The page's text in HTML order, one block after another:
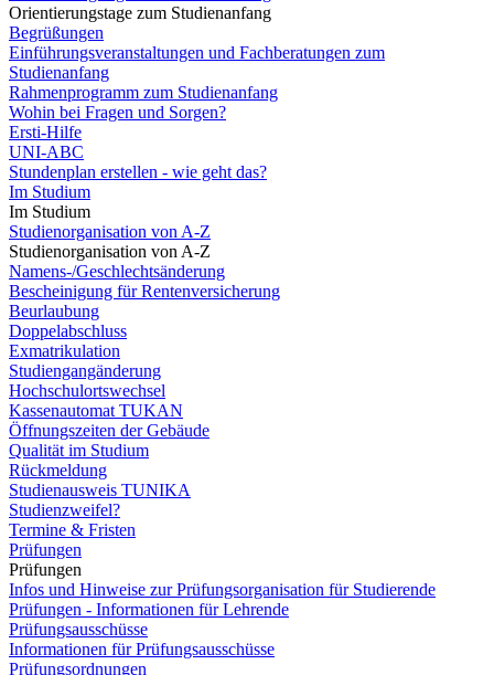
Orientierungstage zum Studienanfang
Begrüßungen
Einführungsveranstaltungen und Fachberatungen zum
Studienanfang
Rahmenprogramm zum Studienanfang
Wohin bei Fragen und Sorgen?
Ersti-Hilfe
UNI-ABC
Stundenplan erstellen - wie geht das?
Im Studium
Im Studium
Studienorganisation von A-Z
Studienorganisation von A-Z
Namens-/Geschlechtsänderung
Bescheinigung für Rentenversicherung
Beurlaubung
Doppelabschluss
Exmatrikulation
Studiengangänderung
Hochschulortswechsel
Kassenautomat TUKAN
Öffnungszeiten der Gebäude
Qualität im Studium
Rückmeldung
Studienausweis TUNIKA
Studienzweifel?
Termine & Fristen
Prüfungen
Prüfungen
Infos und Hinweise zur Prüfungsorganisation für Studierende
Prüfungen - Informationen für Lehrende
Prüfungsausschüsse
Informationen für Prüfungsausschüsse
Prüfungsordnungen